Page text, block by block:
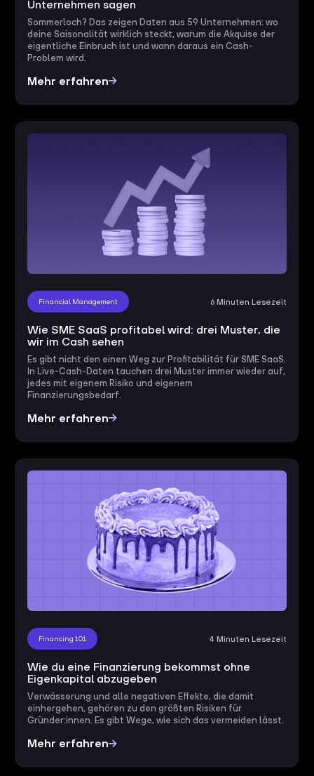
Unternehmen sagen
Sommerloch? Das zeigen Daten aus 59 Unternehmen: wo
deine Saisonalität wirklich steckt, warum die Akquise der
eigentliche Einbruch ist und wann daraus ein Cash-
Problem wird.
Mehr erfahren
Financial Management 6 Minuten Lesezeit
Wie SME SaaS profitabel wird: drei Muster, die
wir im Cash sehen
Es gibt nicht den einen Weg zur Profitabilität für SME SaaS.
In Live-Cash-Daten tauchen drei Muster immer wieder auf,
jedes mit eigenem Risiko und eigenem
Finanzierungsbedarf.
Mehr erfahren
Financing 101 4 Minuten Lesezeit
Wie du eine Finanzierung bekommst ohne
Eigenkapital abzugeben
Verwässerung und alle negativen Effekte, die damit
einhergehen, gehören zu den größten Risiken für
Gründer:innen. Es gibt Wege, wie sich das vermeiden lässt.
Mehr erfahren